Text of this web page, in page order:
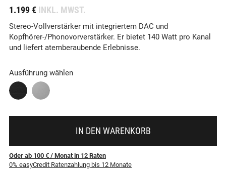
1.199 € INKL. MWST.
Stereo-Vollverstärker mit integriertem DAC und
Kopfhörer-/Phonovorverstärker. Er bietet 140 Watt pro Kanal
und liefert atemberaubende Erlebnisse.
Ausführung wählen
IN DEN WARENKORB
Oder ab 100 € / Monatin 12 Raten
0% easyCredit Ratenzahlung bis 12 Monate